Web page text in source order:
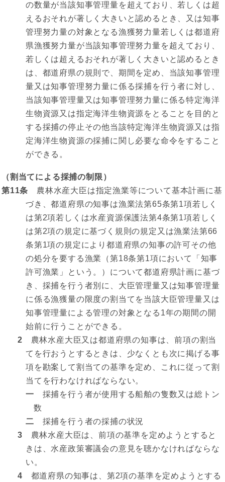
の数量が当該知事管理量を超えており、若しくは超
えるおそれが著しく大きいと認めるとき、又は知事
管理努力量の対象となる漁獲努力量若しくは都道府
県漁獲努力量が当該知事管理努力量を超えており、
若しくは超えるおそれが著しく大きいと認めるとき
は、都道府県の規則で、期間を定め、当該知事管理
量又は知事管理努力量に係る採捕を行う者に対し、
当該知事管理量又は知事管理努力量に係る特定海洋
生物資源又は指定海洋生物資源をとることを目的と
する採捕の停止その他当該特定海洋生物資源又は指
定海洋生物資源の採捕に関し必要な命令をすること
ができる。
（割当てによる採捕の制限）
第11条 農林水産大臣は指定漁業等について基本計画に基
づき、都道府県の知事は漁業法第65条第1項若しく
は第2項若しくは水産資源保護法第4条第1項若しく
は第2項の規定に基づく規則の規定又は漁業法第66
条第1項の規定により都道府県の知事の許可その他
の処分を要する漁業（第18条第1項において「知事
許可漁業」という。）について都道府県計画に基づ
き、採捕を行う者別に、大臣管理量又は知事管理量
に係る漁獲量の限度の割当てを当該大臣管理量又は
知事管理量による管理の対象となる1年の期間の開
始前に行うことができる。
2 農林水産大臣又は都道府県の知事は、前項の割当
てを行おうとするときは、少なくとも次に掲げる事
項を勘案して割当ての基準を定め、これに従って割
当てを行わなければならない。
一 採捕を行う者が使用する船舶の隻数又は総トン
数
二 採捕を行う者の採捕の状況
3 農林水産大臣は、前項の基準を定めようとすると
きは、水産政策審議会の意見を聴かなければならな
い。
4 都道府県の知事は、第2項の基準を定めようとする